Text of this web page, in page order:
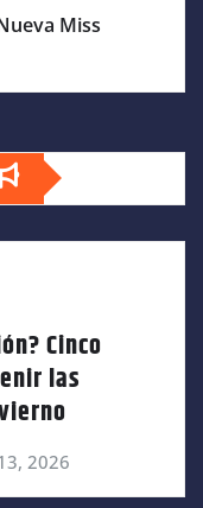
Miss
Cinco
las
2026